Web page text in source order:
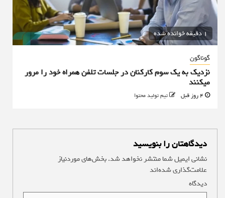
1 دقیقه خوانده شده
گوناگون
نزدیک به یک سوم کارکنان در جلسات تلفن همراه خود را مرور
میکنند
تیم تولید محتوا
دیدگاهتان را بنویسید
نشانی ایمیل شما منتشر نخواهد شد.بخش‌های موردنیاز
علامت‌گذاری شده‌اند
دیدگاه